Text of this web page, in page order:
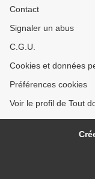
Contact
Signaler un abus
C.G.U.
Cookies et données
Préférences cookies
Voir le profil de Tout